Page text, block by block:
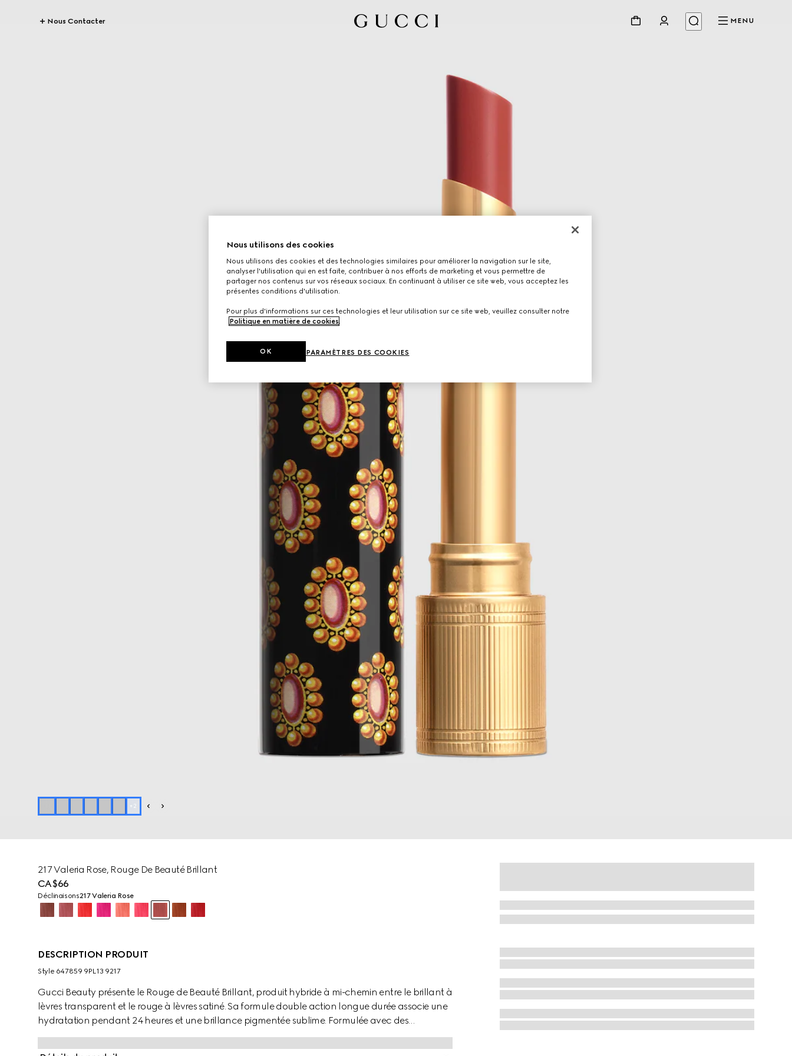
Nous Contacter MENU
+ 2
217 Valeria Rose, Rouge De Beauté Brillant
CA$66
Déclinaisons217 Valeria Rose
DESCRIPTION PRODUIT
Style ‎647859 9PL13 9217
Gucci Beauty présente le Rouge de Beauté Brillant, produit hybride à mi-chemin entre le brillant à
lèvres transparent et le rouge à lèvres satiné. Sa formule double action longue durée associe une
hydratation pendant 24 heures et une brillance pigmentée sublime. Formulée avec des
ingrédients nourrissants et antioxydants, sa texture crémeuse met en valeur et préserve la beauté
naturelle des lèvres qui paraissent plus pleines et repulpées à la perfection. Gucci Rouge De
Nous utilisons des cookies
Nous utilisons des cookies et des technologies similaires pour améliorer la navigation sur le site,
analyser l'utilisation qui en est faite, contribuer à nos efforts de marketing et vous permettre de
partager nos contenus sur vos réseaux sociaux. En continuant à utiliser ce site web, vous acceptez les
présentes conditions d'utilisation.
Pour plus d'informations sur ces technologies et leur utilisation sur ce site web, veuillez consulter notre
Politique en matière de cookies.
PARAMÈTRES DES COOKIES
OK